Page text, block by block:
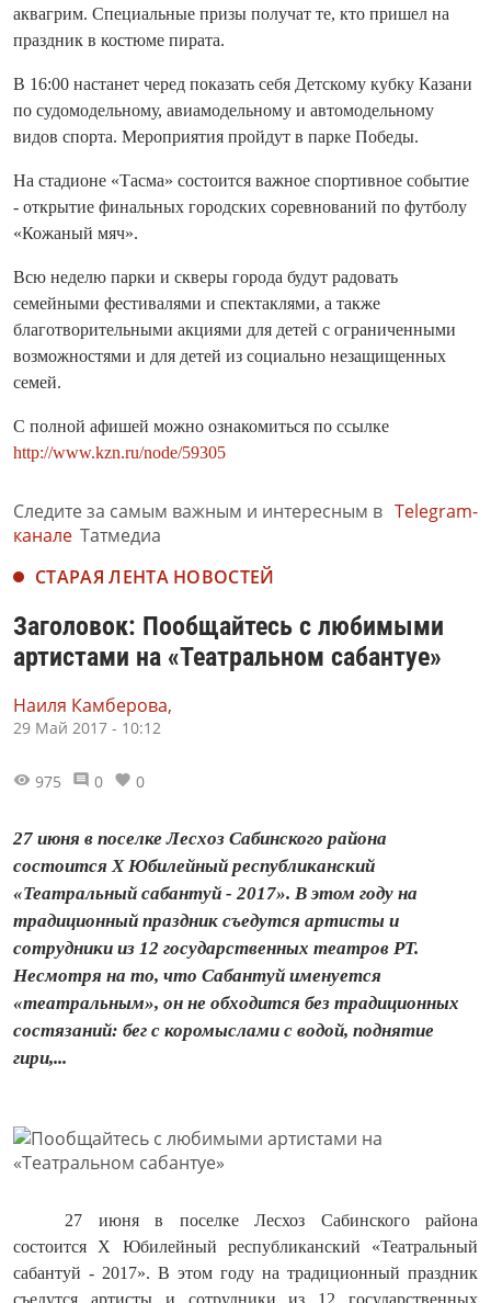
аквагрим. Специальные призы получат те, кто пришел на
праздник в костюме пирата.
В 16:00 настанет черед показать себя Детскому кубку Казани
по судомодельному, авиамодельному и автомодельному
видов спорта. Мероприятия пройдут в парке Победы.
На стадионе «Тасма» состоится важное спортивное событие
- открытие финальных городских соревнований по футболу
«Кожаный мяч».
Всю неделю парки и скверы города будут радовать
семейными фестивалями и спектаклями, а также
благотворительными акциями для детей с ограниченными
возможностями и для детей из социально незащищенных
семей.
С полной афишей можно ознакомиться по ссылке
http://www.kzn.ru/node/59305
Следите за самым важным и интересным в Telegram-
канале Татмедиа
СТАРАЯ ЛЕНТА НОВОСТЕЙ
Заголовок: Пообщайтесь с любимыми
артистами на «Театральном сабантуе»
Наиля Камберова,
29 Май 2017 - 10:12
975 0 0
27 июня в поселке Лесхоз Сабинского района
состоится X Юбилейный республиканский
«Театральный сабантуй - 2017». В этом году на
традиционный праздник съедутся артисты и
сотрудники из 12 государственных театров РТ.
Несмотря на то, что Сабантуй именуется
«театральным», он не обходится без традиционных
состязаний: бег с коромыслами с водой, поднятие
гири,...
27 июня в поселке Лесхоз Сабинского района
состоится X Юбилейный республиканский «Театральный
сабантуй - 2017». В этом году на традиционный праздник